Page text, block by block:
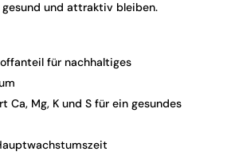
gesund und attraktiv bleiben.
für nachhaltiges
Ca, Mg, K und S für ein gesundes